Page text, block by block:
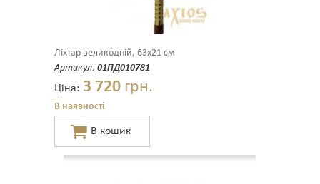
Ліхтар великодній, 63х21 см
Артикул: 01ПД010781
Ціна: 3 720 грн.
В наявності